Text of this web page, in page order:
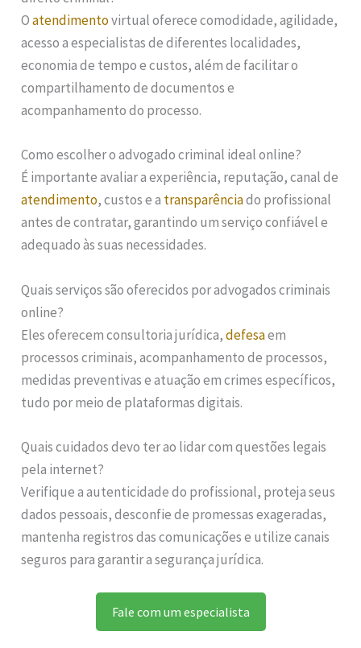
Oatendimentovirtual oferece comodidade, agilidade,
acesso a especialistas de diferentes localidades,
economia de tempo e custos, além de facilitar o
compartilhamento de documentos e
acompanhamento do processo.
Como escolher o advogado criminal ideal online?
É importante avaliar a experiência, reputação, canal de
atendimento, custos e a transparênciado profissional
antes de contratar, garantindo um serviço confiável e
adequado às suas necessidades.
Quais serviços são oferecidos por advogados criminais
online?
Eles oferecem consultoria jurídica,defesaem
processos criminais, acompanhamento de processos,
medidas preventivas e atuação em crimes específicos,
tudo por meio de plataformas digitais.
Quais cuidados devo ter ao lidar com questões legais
pela internet?
Verifique a autenticidade do profissional, proteja seus
dados pessoais, desconfie de promessas exageradas,
mantenha registros das comunicações e utilize canais
seguros para garantir a segurança jurídica.
Fale com um especialista